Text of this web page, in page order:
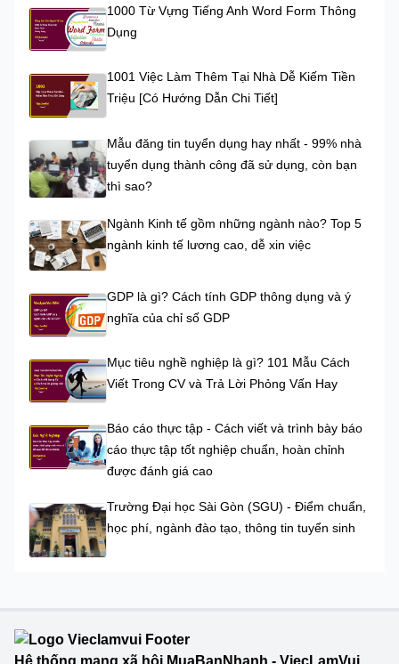
1000 Từ Vựng Tiếng Anh Word Form Thông
Dụng
1001 Việc Làm Thêm Tại Nhà Dễ Kiếm Tiền
Triệu [Có Hướng Dẫn Chi Tiết]
Mẫu đăng tin tuyển dụng hay nhất - 99% nhà
tuyển dụng thành công đã sử dụng, còn bạn
thì sao?
Ngành Kinh tế gồm những ngành nào? Top 5
ngành kinh tế lương cao, dễ xin việc
GDP là gì? Cách tính GDP thông dụng và ý
nghĩa của chỉ số GDP
Mục tiêu nghề nghiệp là gì? 101 Mẫu Cách
Viết Trong CV và Trả Lời Phỏng Vấn Hay
Báo cáo thực tập - Cách viết và trình bày báo
cáo thực tập tốt nghiệp chuẩn, hoàn chỉnh
được đánh giá cao
Trường Đại học Sài Gòn (SGU) - Điểm chuẩn,
học phí, ngành đào tạo, thông tin tuyển sinh